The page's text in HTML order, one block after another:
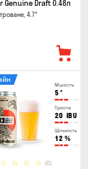
Genuine Draft 0.48л
4.7°
Міцність
5 °
Гіркота
20 IBU
Щільність
12 %
(0)